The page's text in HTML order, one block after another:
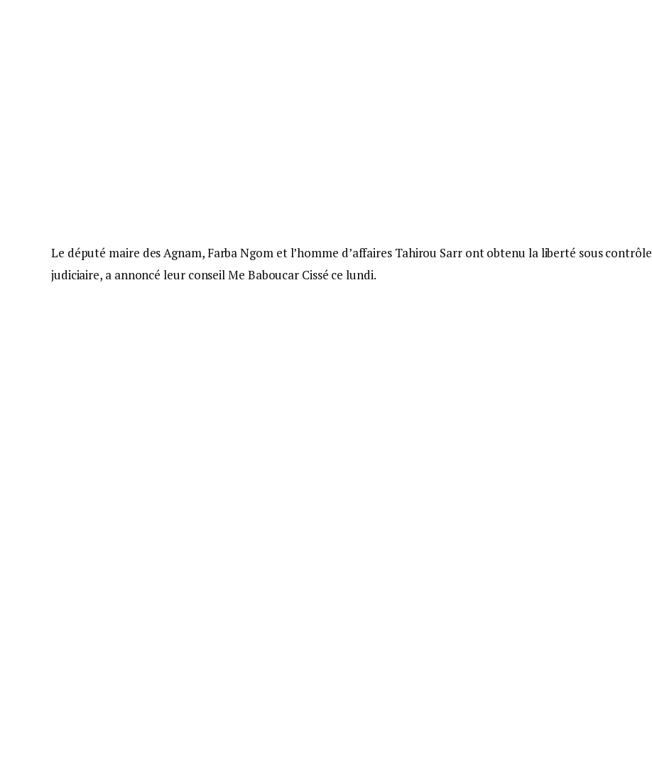
Le député maire des Agnam, Farba Ngom et l’homme d’affaires Tahirou Sarr ont obtenu la liberté sous contrôle
judiciaire, a annoncé leur conseil Me Baboucar Cissé ce lundi.